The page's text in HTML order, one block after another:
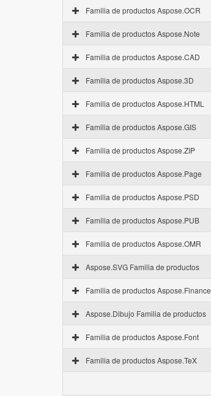
Familia de productos Aspose.OCR
Familia de productos Aspose.Note
Familia de productos Aspose.CAD
Familia de productos Aspose.3D
Familia de productos Aspose.HTML
Familia de productos Aspose.GIS
Familia de productos Aspose.ZIP
Familia de productos Aspose.Page
Familia de productos Aspose.PSD
Familia de productos Aspose.PUB
Familia de productos Aspose.OMR
Aspose.SVG Familia de productos
Familia de productos Aspose.Finance
Aspose.Dibujo Familia de productos
Familia de productos Aspose.Font
Familia de productos Aspose.TeX